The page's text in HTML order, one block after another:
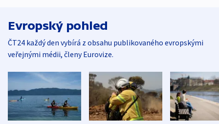
Evropský pohled
ČT24 každý den vybírá z obsahu publikovaného evropskými
veřejnými médii, členy Eurovize.